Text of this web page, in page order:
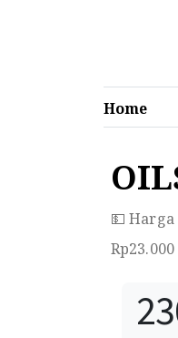
Home
💵 Harga
Rp23.000